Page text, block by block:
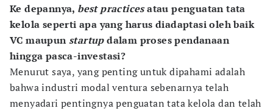
Ke depannya, best practicesatau penguatan tata
kelola seperti apa yang harus diadaptasi oleh baik
VC maupunstartupdalam proses pendanaan
hingga pasca-investasi?
Menurut saya, yang penting untuk dipahami adalah
bahwa industri modal ventura sebenarnya telah
menyadari pentingnya penguatan tata kelola dan telah